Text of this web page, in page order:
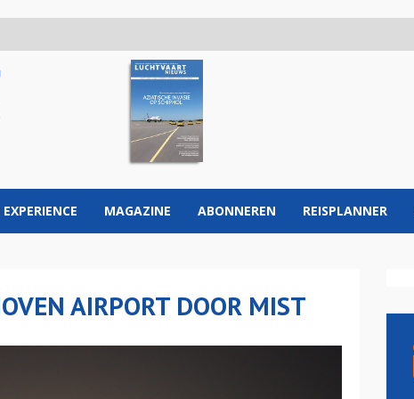
EXPERIENCE MAGAZINE ABONNEREN REISPLANNER
AIRPORT DOOR MIST